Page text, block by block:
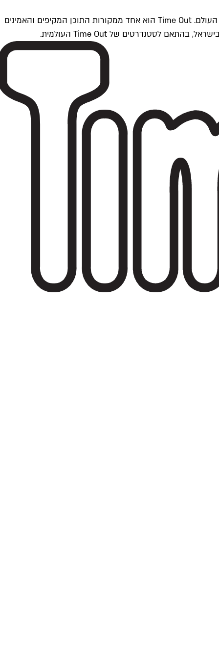
Time Outתל אביב הוא חלק מרשת Time Out Global — רשת מדיה בינלאומית הפועלת ב-360 ערים מרכזיות וב-60 מדינות ברחבי העולם. Time Out הוא אחד ממקורות התוכן המקיפים והאמינים